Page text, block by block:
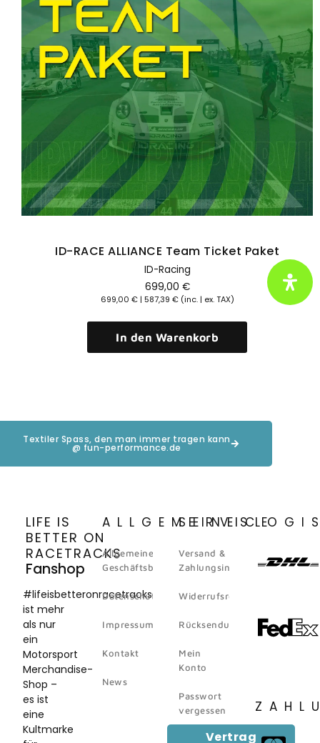
ihre Leidenschaft mit Stil und
Selbstironie zeigen wollen.
Hier klicken
ID-RACE ALLIANCE Team Ticket Paket
ID-Racing
699,00 €
699,00 €| 587,39 €(inc. | ex. TAX)
In den Warenkorb
Textiler Spass, den man immer tragen kann
@ fun-performance.de
LIFE IS
BETTER ON
RACETRACKS
Fanshop
#lifeisbetteronracetracks
ist mehr
als nur
ein
Motorsport
Merchandise-
Shop –
es ist
eine
Kultmarke
ALLGEMEINES
Allgemeine
Geschäftsbedingungen
Datenschutz
Impressum
Kontakt
News
SERVICE
Versand &
Zahlungsinformation
Widerrufsrecht
Rücksendungen
Mein
Konto
Passwort
vergessen
Vertrag